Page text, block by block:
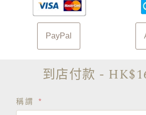
PayPal
到店付款 -
稱謂